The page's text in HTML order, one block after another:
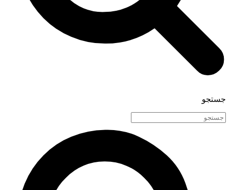
جستجو